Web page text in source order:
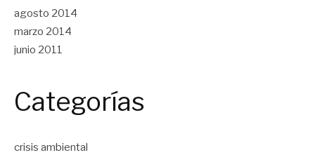
agosto 2014
marzo 2014
junio 2011
Categorías
crisis ambiental